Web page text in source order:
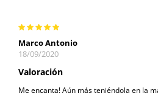
Marco Antonio
18/09/2020
Valoración
Me encanta! Aún más teniéndola en la